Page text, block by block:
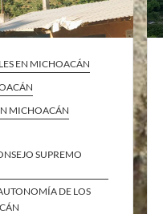
EN MICHOACÁN
MICHOACÁN
SUPREMO
DE LOS